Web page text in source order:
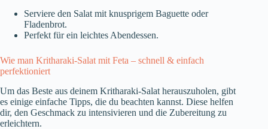
Serviere den Salat mit knusprigem Baguette oder
Fladenbrot.
Perfekt für ein leichtes Abendessen.
Wie man Kritharaki-Salat mit Feta – schnell & einfach
perfektioniert
Um das Beste aus deinem Kritharaki-Salat herauszuholen, gibt
es einige einfache Tipps, die du beachten kannst. Diese helfen
dir, den Geschmack zu intensivieren und die Zubereitung zu
erleichtern.